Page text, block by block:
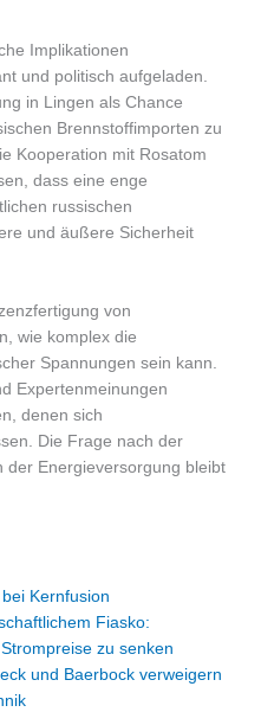
Implikationen
und politisch aufgeladen.
in Lingen als Chance
Brennstoffimporten zu
Kooperation mit Rosatom
dass eine enge
russischen
und äußere Sicherheit
von
wie komplex die
Spannungen sein kann.
Expertenmeinungen
denen sich
Die Frage nach der
der Energieversorgung bleibt
Kernfusion
Fiasko:
zu senken
und Baerbock verweigern